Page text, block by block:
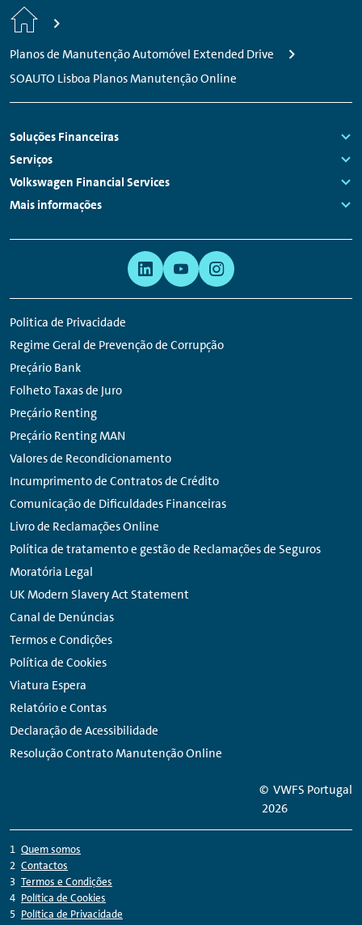
Início
Planos de Manutenção Automóvel Extended Drive
SOAUTO Lisboa Planos Manutenção Online
Navegação
do
rodapé
Soluções Financeiras
Links:
Serviços
Links:
Volkswagen Financial Services
Links:
Mais informações
Politica de Privacidade
Regime Geral de Prevenção de Corrupção
Preçário Bank
Folheto Taxas de Juro
Preçário Renting
Preçário Renting MAN
Valores de Recondicionamento
Incumprimento de Contratos de Crédito
Comunicação de Dificuldades Financeiras
Livro de Reclamações Online
Política de tratamento e gestão de Reclamações de Seguros
Moratória Legal
UK Modern Slavery Act Statement
Canal de Denúncias
Termos e Condições
Política de Cookies
Viatura Espera
Relatório e Contas
Declaração de Acessibilidade
Resolução Contrato Manutenção Online
rede
social
© VWFS Portugal
2026
Quem somos
Contactos
Termos e Condições
Política de Cookies
Política de Privacidade